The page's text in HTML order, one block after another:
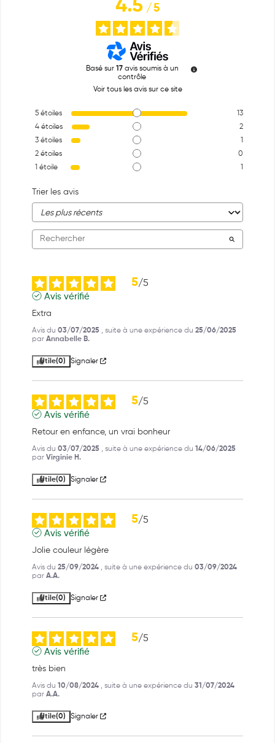
4.5/5
Basé sur 17 avis soumis à un
contrôle
Voir tous les avis sur ce site
5 étoiles
13
4 étoiles
2
3 étoiles
1
2 étoiles
0
1 étoile 1
Trier les avis
5/5
Avis vérifié
Extra
Avis du 03/07/2025 , suite à une expérience du 25/06/2025
par Annabelle B.
Utile(0) Signaler
5/5
Avis vérifié
Retour en enfance, un vrai bonheur
Avis du 03/07/2025 , suite à une expérience du 14/06/2025
par Virginie H.
Utile(0) Signaler
5/5
Avis vérifié
Jolie couleur légère
Avis du 25/09/2024 , suite à une expérience du 03/09/2024
par A.A.
Utile(0) Signaler
5/5
Avis vérifié
très bien
Avis du 10/08/2024 , suite à une expérience du 31/07/2024
par A.A.
Utile(0) Signaler